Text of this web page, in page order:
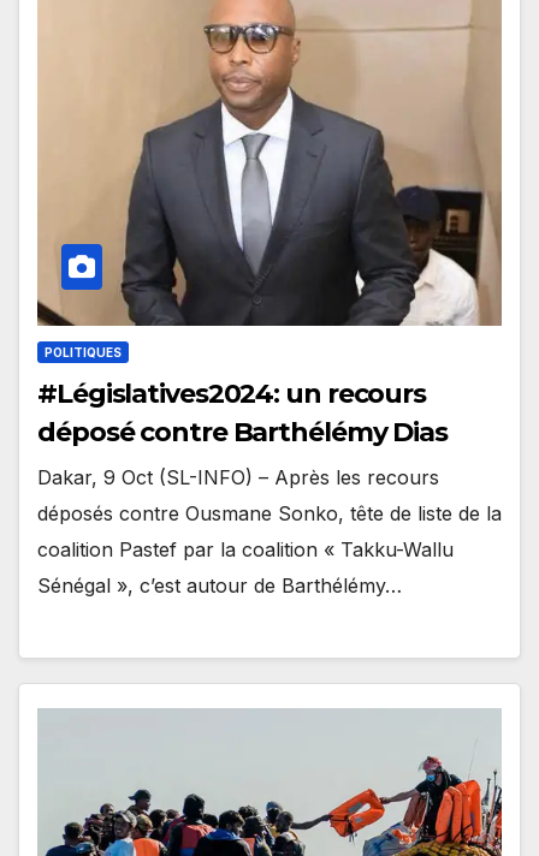
POLITIQUES
#Législatives2024: un recours
déposé contre Barthélémy Dias
Dakar, 9 Oct (SL-INFO) – Après les recours
déposés contre Ousmane Sonko, tête de liste de la
coalition Pastef par la coalition « Takku-Wallu
Sénégal », c’est autour de Barthélémy…